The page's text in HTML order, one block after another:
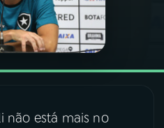
não está mais no